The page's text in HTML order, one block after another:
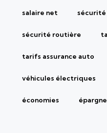
salaire net
sécurité routière
tarifs assurance auto
véhicules électriques
économies épargne